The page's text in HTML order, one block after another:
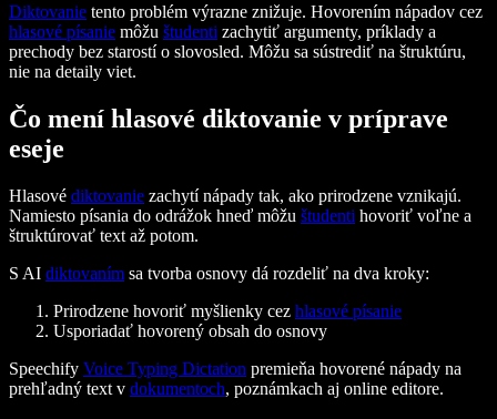
Diktovanie tento problém výrazne znižuje. Hovorením nápadov cez
hlasové písanie môžu študenti zachytiť argumenty, príklady a
prechody bez starostí o slovosled. Môžu sa sústrediť na štruktúru,
nie na detaily viet.
Čo mení hlasové diktovanie v príprave
eseje
Hlasové diktovanie zachytí nápady tak, ako prirodzene vznikajú.
Namiesto písania do odrážok hneď môžu študenti hovoriť voľne a
štruktúrovať text až potom.
S AI diktovaním sa tvorba osnovy dá rozdeliť na dva kroky:
Prirodzene hovoriť myšlienky cez hlasové písanie
Usporiadať hovorený obsah do osnovy
Speechify Voice Typing Dictation premieňa hovorené nápady na
prehľadný text v dokumentoch, poznámkach aj online editore.